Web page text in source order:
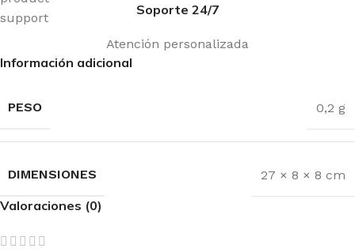
Soporte 24/7
Atención personalizada
Información adicional
PESO 0,2 g
DIMENSIONES 27 × 8 × 8 cm
Valoraciones (0)